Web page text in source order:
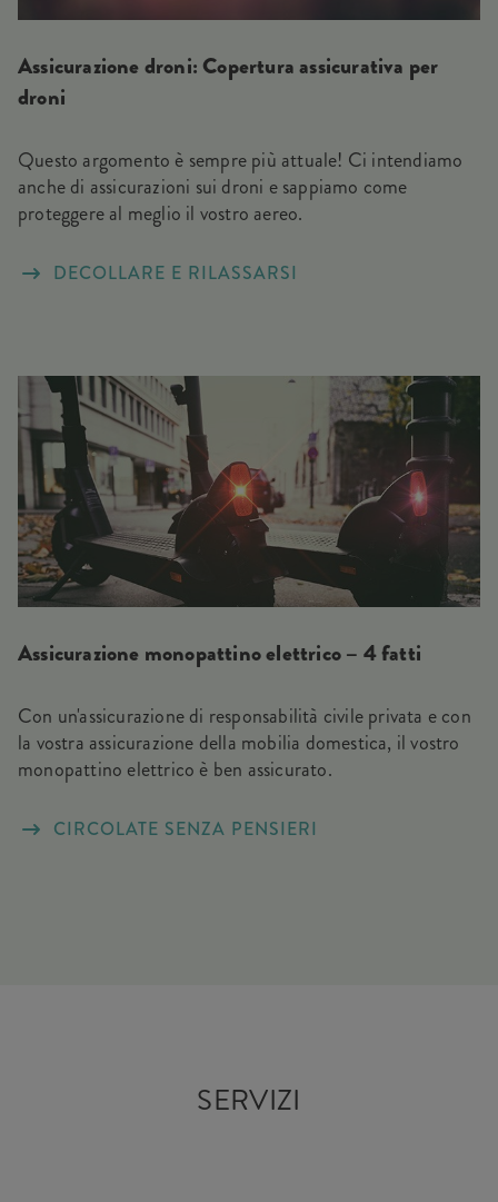
Assicurazione droni: Copertura assicurativa per
droni
Questo argomento è sempre più attuale! Ci intendiamo
anche di assicurazioni sui droni e sappiamo come
proteggere al meglio il vostro aereo.
DECOLLARE E RILASSARSI
Assicurazione monopattino elettrico – 4 fatti
Con un'assicurazione di responsabilità civile privata e con
la vostra assicurazione della mobilia domestica, il vostro
monopattino elettrico è ben assicurato.
CIRCOLATE SENZA PENSIERI
SERVIZI